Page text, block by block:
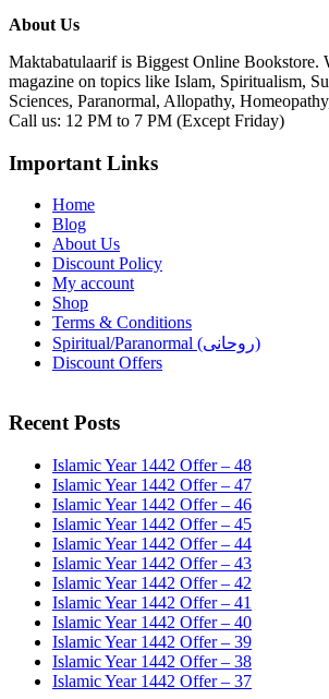
About Us
Maktabatulaarif is Biggest Online Bookstore.
magazine on topics like Islam, Spiritualism,
Sciences, Paranormal, Allopathy,
Call us: 12 PM to 7 PM (Except Friday)
Important Links
Home
Blog
About Us
Discount Policy
My account
Shop
Terms & Conditions
Spiritual/Paranormal (روحانی)
Discount Offers
Recent Posts
Islamic Year 1442 Offer – 48
Islamic Year 1442 Offer – 47
Islamic Year 1442 Offer – 46
Islamic Year 1442 Offer – 45
Islamic Year 1442 Offer – 44
Islamic Year 1442 Offer – 43
Islamic Year 1442 Offer – 42
Islamic Year 1442 Offer – 41
Islamic Year 1442 Offer – 40
Islamic Year 1442 Offer – 39
Islamic Year 1442 Offer – 38
Islamic Year 1442 Offer – 37